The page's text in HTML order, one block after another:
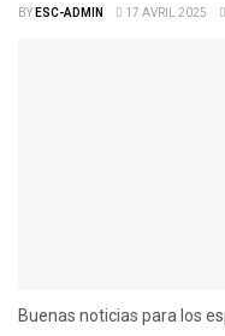
BYESC-ADMIN 17 AVRIL 2025
Buenas noticias para los